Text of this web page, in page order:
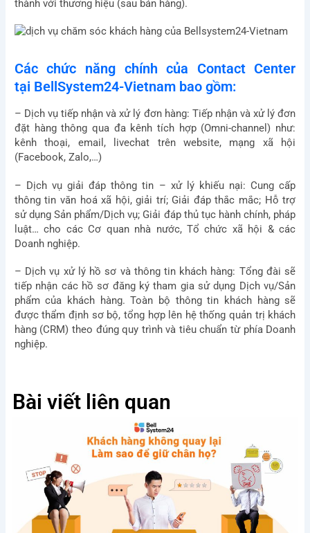
thành với thương hiệu (sau bán hàng).
Các chức năng chính của Contact Center
tại BellSystem24-Vietnam bao gồm:
– Dịch vụ tiếp nhận và xử lý đơn hàng: Tiếp nhận và xử lý đơn
đặt hàng thông qua đa kênh tích hợp (Omni-channel) như:
kênh thoại, email, livechat trên website, mạng xã hội
(Facebook, Zalo,…)
– Dịch vụ giải đáp thông tin – xử lý khiếu nại: Cung cấp
thông tin văn hoá xã hội, giải trí; Giải đáp thắc mắc; Hỗ trợ
sử dụng Sản phẩm/Dịch vụ; Giải đáp thủ tục hành chính, pháp
luật… cho các Cơ quan nhà nước, Tổ chức xã hội & các
Doanh nghiệp.
– Dịch vụ xử lý hồ sơ và thông tin khách hàng: Tổng đài sẽ
tiếp nhận các hồ sơ đăng ký tham gia sử dụng Dịch vụ/Sản
phẩm của khách hàng. Toàn bộ thông tin khách hàng sẽ
được thẩm định sơ bộ, tổng hợp lên hệ thống quản trị khách
hàng (CRM) theo đúng quy trình và tiêu chuẩn từ phía Doanh
nghiệp.
Bài viết liên quan